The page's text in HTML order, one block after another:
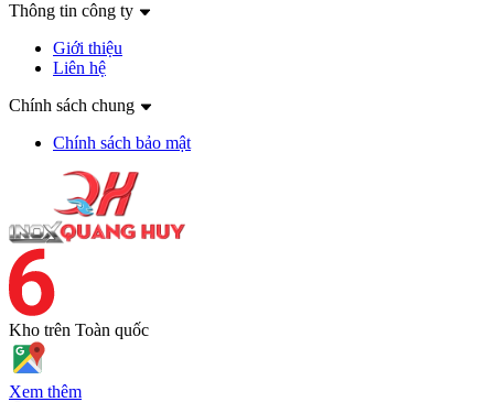
Thông tin công ty
Giới thiệu
Liên hệ
Chính sách chung
Chính sách bảo mật
Kho trên Toàn quốc
Xem thêm